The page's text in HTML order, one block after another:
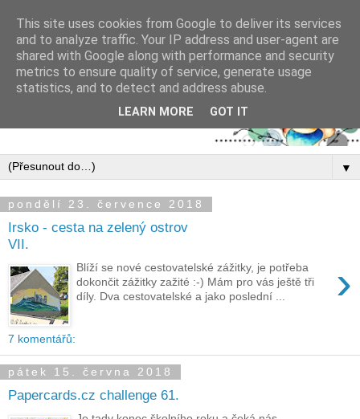
▼
pondělí 23. července 2018
Irsko - cesta na zelený ostrov
VII.
›
Blíží se nové cestovatelské zážitky, je potřeba
dokončit zážitky zažité :-) Mám pro vás ještě tři
díly. Dva cestovatelské a jako poslední ...
7 komentářů:
pátek 15. června 2018
Papercards.cz challenge 61.
This site uses cookies from Google to deliver its services
and to analyze traffic. Your IP address and user-agent are
shared with Google along with performance and security
metrics to ensure quality of service, generate usage
statistics, and to detect and address abuse.
LEARN MORE GOT IT